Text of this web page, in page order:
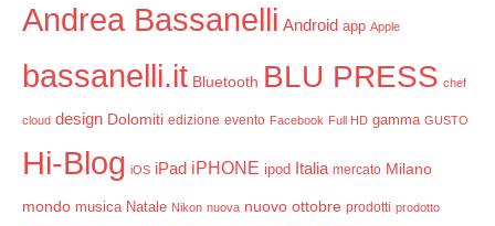
Andrea Bassanelli Android app Apple
bassanelli.it Bluetooth BLU PRESS chef
cloud design Dolomiti edizione evento Facebook Full HD gamma GUSTO
Hi-Blog iOS iPad iPHONE ipod Italia mercato Milano
mondo musica Natale Nikon nuova nuovo ottobre prodotti prodotto